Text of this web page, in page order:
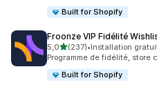
Built for Shopify
Froonze VIP Fidélité
5,0étoile(s) sur 5
(237)
237 avis au total
•Installation
Programme de fidélité,
Built for Shopify